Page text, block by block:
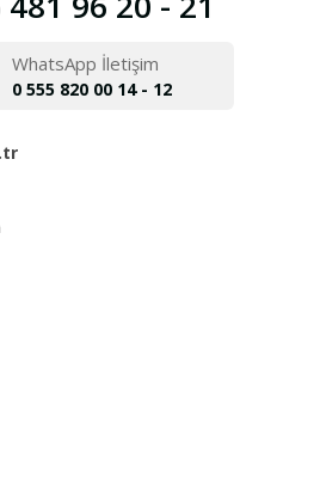
WhatsApp İletişim
0 555 820 00 14 - 12